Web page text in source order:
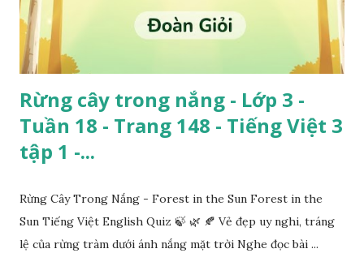
Rừng cây trong nắng - Lớp 3 -
Tuần 18 - Trang 148 - Tiếng Việt 3
tập 1 -...
Rừng Cây Trong Nắng - Forest in the Sun Forest in the
Sun Tiếng Việt English Quiz 🍃 🌿 🍂 Vẻ đẹp uy nghi, tráng
lệ của rừng tràm dưới ánh nắng mặt trời Nghe đọc bài ...